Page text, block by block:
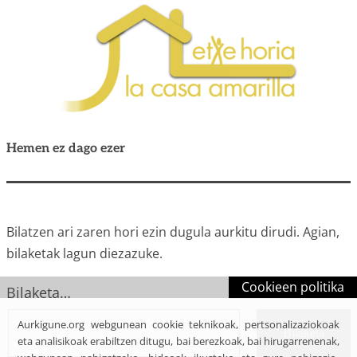
Hemen ez dago ezer
Bilatzen ari zaren hori ezin dugula aurkitu dirudi. Agian,
bilaketak lagun diezazuke.
Bilaketa… Cookieen politika
Aurkigune.org webgunean cookie teknikoak, pertsonalizaziokoak
eta analisikoak erabiltzen ditugu, bai berezkoak, bai hirugarrenenak,